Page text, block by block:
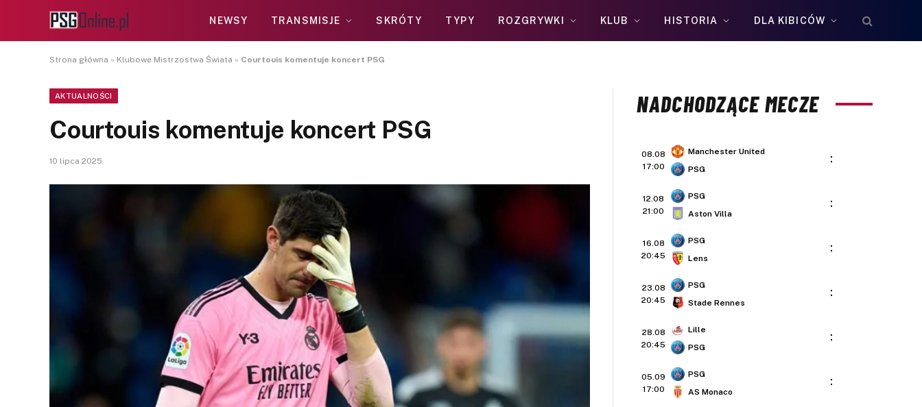
NEWSY TRANSMISJE SKRÓTY TYPY ROZGRYWKI KLUB HISTORIA DLA KIBICÓW
Strona główna » Klubowe Mistrzostwa Świata » Courtouis komentuje koncert PSG
AKTUALNOŚCI
Courtouis komentuje koncert PSG
10 lipca 2025
NADCHODZĄCE MECZE
08.08
17:00
Manchester United
PSG
:
12.08
21:00
PSG
Aston Villa
:
16.08
20:45
PSG
Lens
:
23.08
20:45
PSG
Stade Rennes
:
28.08
20:45
Lille
PSG
:
05.09
17:00
PSG
AS Monaco
: